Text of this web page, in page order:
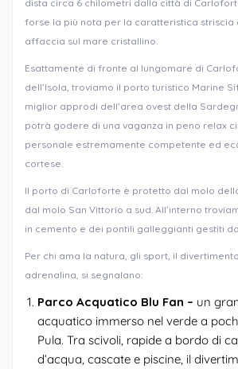
dista circa 6 chilometri dalla città di
forse la più nota per la caratteristica striscia
affaccia sul mare cristallino.
Esattamente di fronte al lungomare di
dell’Isola, troviamo il porto turistico Marine
miglior approdi dell’area ovest della
potrà godere di una vaganza in peno relax
personale estremamente competente ed
cortese.
Il porto di Carloforte è protetto dal molo
dal molo San Vittorio a sud. All’interno
in cemento e dei pontili galleggianti gestiti
Per chi ama la natura, gli sport, il
adrenalina, si segnalano:
Parco Acquatico Blu Fan – un
acquatico immerso nel verde a
Pula. Tra scivoli, rapide a bordo di
d’acqua, cascate e piscine, il